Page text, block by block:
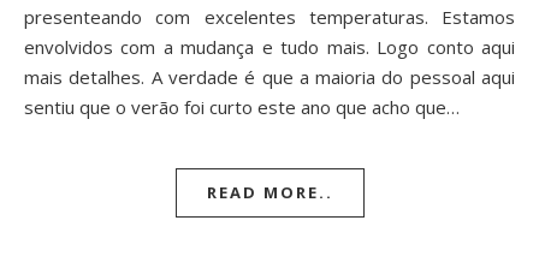
presenteando com excelentes temperaturas. Estamos
envolvidos com a mudança e tudo mais. Logo conto aqui
mais detalhes. A verdade é que a maioria do pessoal aqui
sentiu que o verão foi curto este ano que acho que…
READ MORE..